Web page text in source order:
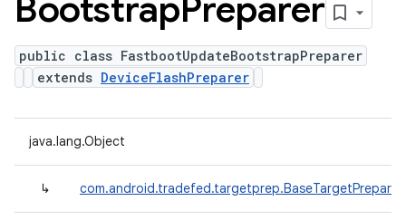
BootstrapPreparer
public class FastbootUpdateBootstrapPreparer
extends DeviceFlashPreparer
java.lang.Object
↳ com.android.tradefed.targetprep.BaseTargetPreparer